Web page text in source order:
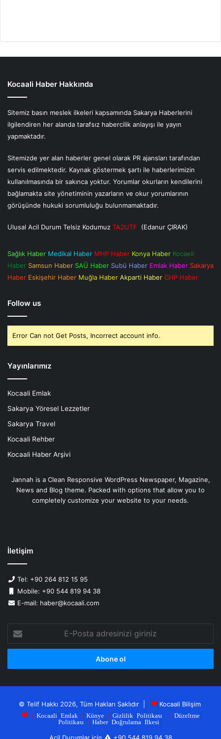
Kocaali Haber Hakkında
Sitemiz basın meslek ilkeleri kapsamında Sakarya Haberlerini
ilgilendiren her alanda tarafsız habercilik anlayışı ile yayın
yapmaktadır.
Sitemizde yer alan haberler genel olarak PR ajansları tarafından
servis edilmektedir. Kaynak göstermek şartı ile haberlerimizin
kullanılmasında bir sakınca yoktur. Yorumlar okurların kendilerini
bağlamakta site yönetiminin yazarların ve okur yorumlarının
görüşünde hukuki sorumluluğu bulunmamaktadır.
Ulusal Acil Durum Telsiz Kodumuz TA2UTF (Edanur ÇIRAK)
Sağlık Haber Medikal Haber MHP Haber Konya Haber Kocaeli
Haber Samsun Haber SAÜ Haber Subü Haber Emlak Haber Sakarya
Haber Eskişehir Haber Muğla Haber Akparti Haber CHP Haber
Follow us
Error Can not Get Posts, Incorrect account info.
Yayınlarımız
Kocaali Emlak
Sakarya Yöresel Lezzetler
Sakarya Travel
Kocaali Rehber
Kocaali Haber Arşivi
Jannah is a Clean Responsive WordPress Newspaper, Magazine,
News and Blog theme. Packed with options that allow you to
completely customize your website to your needs.
İletişim
Tel: +90 264 812 15 95
Mobile: +90 544 819 94 38
E-mail: haber@kocaali.com
Posta
adresinizi
© Telif Hakkı 2026, Tüm Hakları Saklıdır | Kocaali Bilişim
| Kocaali Emlak | Künye| Gizlilik Politikası | Düzeltme
Politikası | Haber Doğrulama Ilkesi